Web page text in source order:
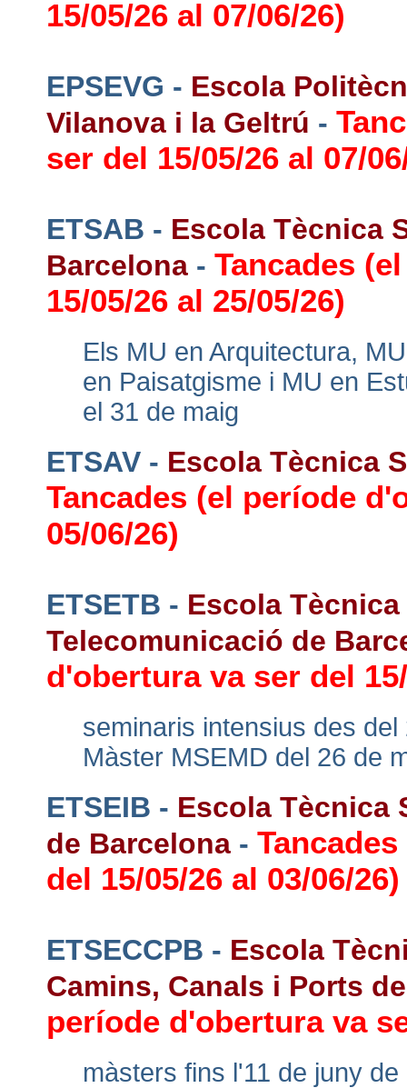
15/05/26 al 07/06/26)
EPSEVG - Escola
Vilanova i la Geltrú -
ser del 15/05/26 al 07/
ETSAB - Escola Tècnica
Barcelona - Tancades
15/05/26 al 25/05/26)
Els MU en Arquitectura,
en Paisatgisme i MU en
el 31 de maig
ETSAV - Escola Tècnica
Tancades (el període
05/06/26)
ETSETB - Escola
Telecomunicació de
d'obertura va ser del
seminaris intensius des
Màster MSEMD del 26 de
ETSEIB - Escola Tècnica
de Barcelona -
del 15/05/26 al 03/06/26)
ETSECCPB - Escola
Camins, Canals i Ports
període d'obertura va
màsters fins l'11 de juny de